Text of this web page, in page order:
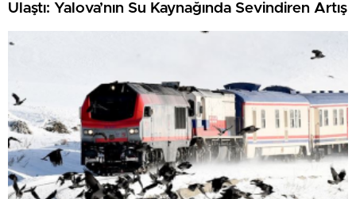
Ulaştı: Yalova’nın Su Kaynağında Sevindiren Artış